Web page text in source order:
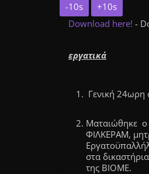
-10s
+10s
Download here! -
εργατικά
Γενική 24ωρη
Ματαιώθηκε ο
ΦΙΛΚΕΡΑΜ,
στα
της ΒΙΟΜΕ.